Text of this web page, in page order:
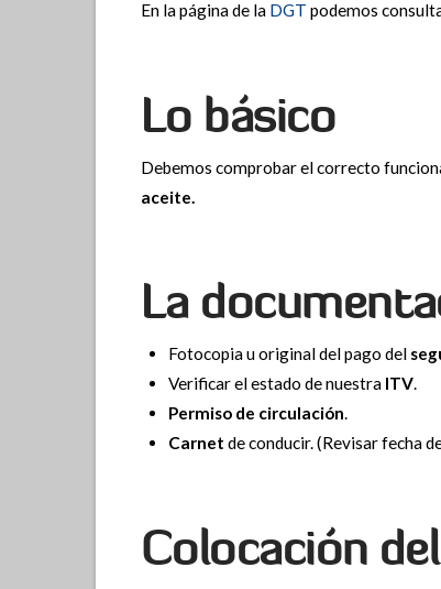
En la página de la DGT podemos
Lo básico
Debemos comprobar el correcto
aceite.
La
Fotocopia u original del pago del
Verificar el estado de nuestra ITV.
Permiso de circulación.
Carnet de conducir. (Revisar fecha
Colocación